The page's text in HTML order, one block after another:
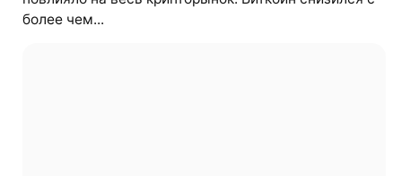
более чем...